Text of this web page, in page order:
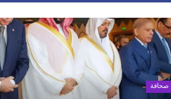
صحافة